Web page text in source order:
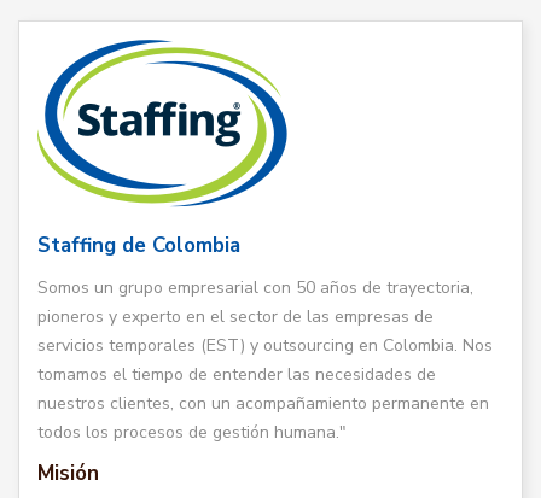
Staffing de Colombia
Somos un grupo empresarial con 50 años de trayectoria,
pioneros y experto en el sector de las empresas de
servicios temporales (EST) y outsourcing en Colombia. Nos
tomamos el tiempo de entender las necesidades de
nuestros clientes, con un acompañamiento permanente en
todos los procesos de gestión humana."
Misión